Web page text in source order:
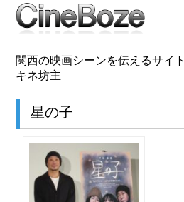
関西の映画シーンを伝えるサイト
キネ坊主
星の子